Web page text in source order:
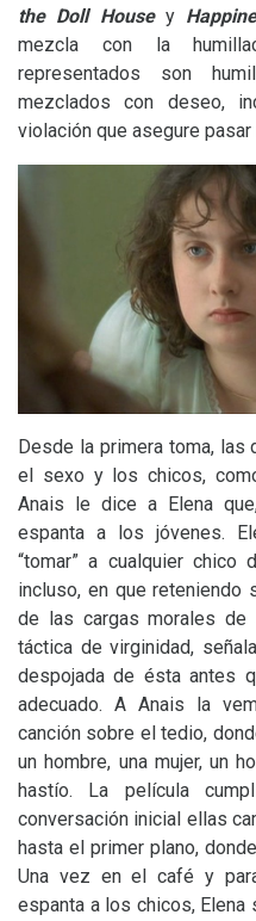
the Doll Housey
mezcla con la
representados son
mezclados con deseo,
violación que asegure
Desde la primera toma, las
el sexo y los chicos,
Anais le dice a Elena
espanta a los jóvenes.
“tomar” a cualquier chico
incluso, en que reteniendo
de las cargas morales de
táctica de virginidad,
despojada de ésta antes
adecuado. A Anais la
canción sobre el tedio,
un hombre, una mujer, un
hastío. La película
conversación inicial ellas
hasta el primer plano,
Una vez en el café y
espanta a los chicos, Elena